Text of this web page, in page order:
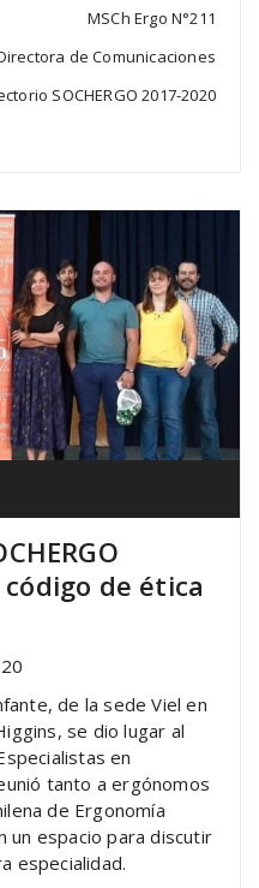
MSCh Ergo N°211
de Comunicaciones
SOCHERGO 2017-2020
de ética
de la sede Viel en
se dio lugar al
en
tanto a ergónomos
de Ergonomía
un espacio para discutir
especialidad.